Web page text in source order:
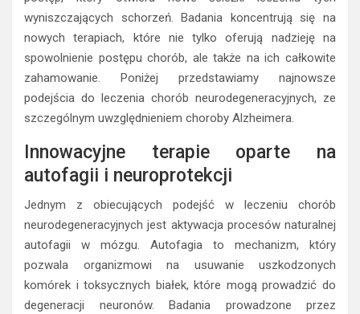
wyniszczających schorzeń. Badania koncentrują się na
nowych terapiach, które nie tylko oferują nadzieję na
spowolnienie postępu chorób, ale także na ich całkowite
zahamowanie. Poniżej przedstawiamy najnowsze
podejścia do leczenia chorób neurodegeneracyjnych, ze
szczególnym uwzględnieniem choroby Alzheimera.
Innowacyjne terapie oparte na
autofagii i neuroprotekcji
Jednym z obiecujących podejść w leczeniu chorób
neurodegeneracyjnych jest aktywacja procesów naturalnej
autofagii w mózgu. Autofagia to mechanizm, który
pozwala organizmowi na usuwanie uszkodzonych
komórek i toksycznych białek, które mogą prowadzić do
degeneracji neuronów. Badania prowadzone przez